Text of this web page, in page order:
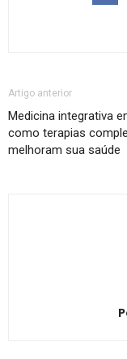
Artigo anterior
Medicina integrativa
como terapias
melhoram sua saúde